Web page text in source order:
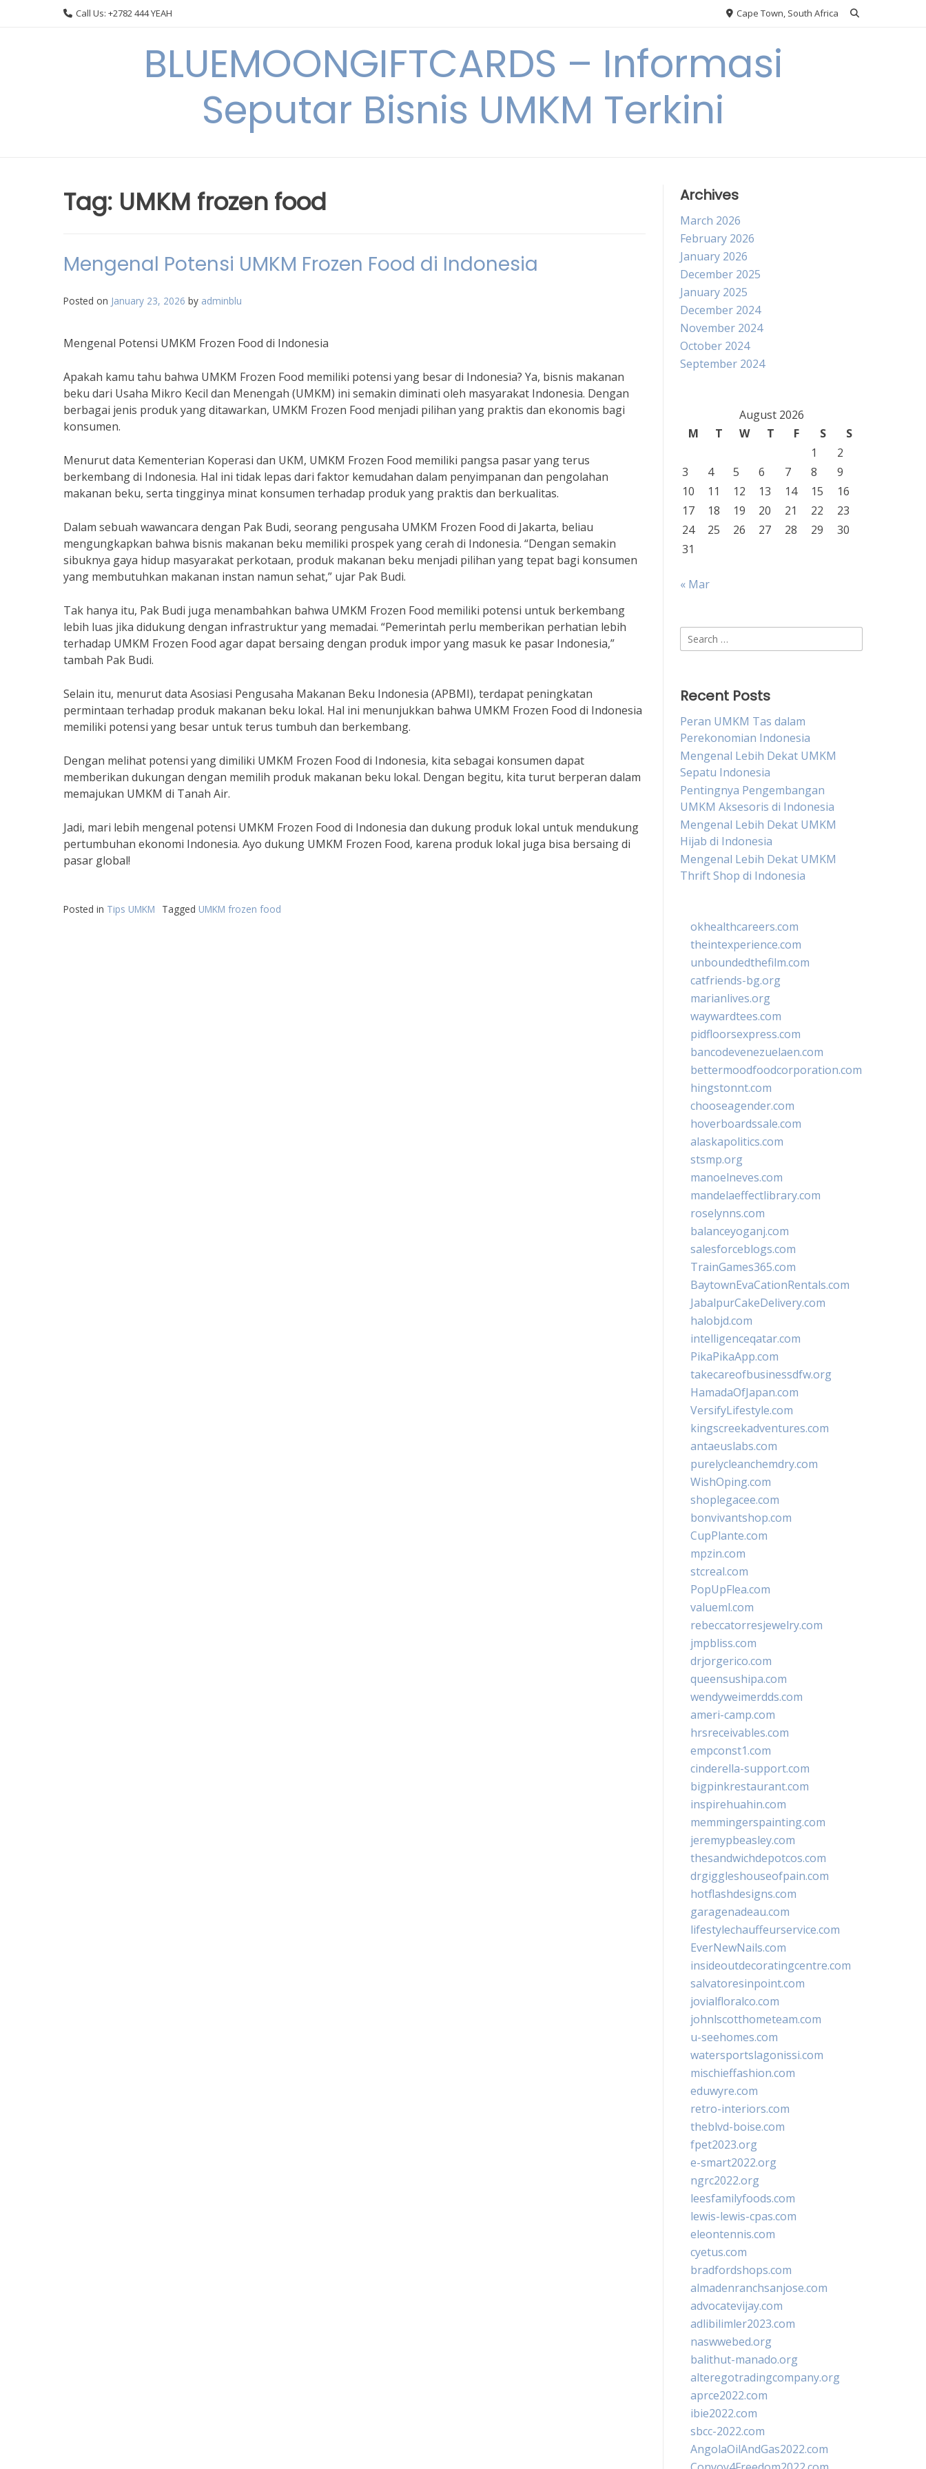
Call Us: +2782 444 YEAH Cape Town, South Africa
BLUEMOONGIFTCARDS – Informasi
Seputar Bisnis UMKM Terkini
Tag: UMKM frozen food
Mengenal Potensi UMKM Frozen Food di Indonesia
Posted on January 23, 2026 by adminblu
Mengenal Potensi UMKM Frozen Food di Indonesia
Apakah kamu tahu bahwa UMKM Frozen Food memiliki potensi yang besar di Indonesia? Ya, bisnis makanan
beku dari Usaha Mikro Kecil dan Menengah (UMKM) ini semakin diminati oleh masyarakat Indonesia. Dengan
berbagai jenis produk yang ditawarkan, UMKM Frozen Food menjadi pilihan yang praktis dan ekonomis bagi
konsumen.
Menurut data Kementerian Koperasi dan UKM, UMKM Frozen Food memiliki pangsa pasar yang terus
berkembang di Indonesia. Hal ini tidak lepas dari faktor kemudahan dalam penyimpanan dan pengolahan
makanan beku, serta tingginya minat konsumen terhadap produk yang praktis dan berkualitas.
Dalam sebuah wawancara dengan Pak Budi, seorang pengusaha UMKM Frozen Food di Jakarta, beliau
mengungkapkan bahwa bisnis makanan beku memiliki prospek yang cerah di Indonesia. “Dengan semakin
sibuknya gaya hidup masyarakat perkotaan, produk makanan beku menjadi pilihan yang tepat bagi konsumen
yang membutuhkan makanan instan namun sehat,” ujar Pak Budi.
Tak hanya itu, Pak Budi juga menambahkan bahwa UMKM Frozen Food memiliki potensi untuk berkembang
lebih luas jika didukung dengan infrastruktur yang memadai. “Pemerintah perlu memberikan perhatian lebih
terhadap UMKM Frozen Food agar dapat bersaing dengan produk impor yang masuk ke pasar Indonesia,”
tambah Pak Budi.
Selain itu, menurut data Asosiasi Pengusaha Makanan Beku Indonesia (APBMI), terdapat peningkatan
permintaan terhadap produk makanan beku lokal. Hal ini menunjukkan bahwa UMKM Frozen Food di Indonesia
memiliki potensi yang besar untuk terus tumbuh dan berkembang.
Dengan melihat potensi yang dimiliki UMKM Frozen Food di Indonesia, kita sebagai konsumen dapat
memberikan dukungan dengan memilih produk makanan beku lokal. Dengan begitu, kita turut berperan dalam
memajukan UMKM di Tanah Air.
Jadi, mari lebih mengenal potensi UMKM Frozen Food di Indonesia dan dukung produk lokal untuk mendukung
pertumbuhan ekonomi Indonesia. Ayo dukung UMKM Frozen Food, karena produk lokal juga bisa bersaing di
pasar global!
Posted in Tips UMKM Tagged UMKM frozen food
Archives
March 2026
February 2026
January 2026
December 2025
January 2025
December 2024
November 2024
October 2024
September 2024
August 2026
M
T W T F S
S
1
2
3
4 5 6 7 8
9
10
11 12 13 14 15
16
17
18 19 20 21 22
23
24
25 26 27 28 29
30
31
« Mar
Search
for:
Recent Posts
Peran UMKM Tas dalam
Perekonomian Indonesia
Mengenal Lebih Dekat UMKM
Sepatu Indonesia
Pentingnya Pengembangan
UMKM Aksesoris di Indonesia
Mengenal Lebih Dekat UMKM
Hijab di Indonesia
Mengenal Lebih Dekat UMKM
Thrift Shop di Indonesia
okhealthcareers.com
theintexperience.com
unboundedthefilm.com
catfriends-bg.org
marianlives.org
waywardtees.com
pidfloorsexpress.com
bancodevenezuelaen.com
bettermoodfoodcorporation.com
hingstonnt.com
chooseagender.com
hoverboardssale.com
alaskapolitics.com
stsmp.org
manoelneves.com
mandelaeffectlibrary.com
roselynns.com
balanceyoganj.com
salesforceblogs.com
TrainGames365.com
BaytownEvaCationRentals.com
JabalpurCakeDelivery.com
halobjd.com
intelligenceqatar.com
PikaPikaApp.com
takecareofbusinessdfw.org
HamadaOfJapan.com
VersifyLifestyle.com
kingscreekadventures.com
antaeuslabs.com
purelycleanchemdry.com
WishOping.com
shoplegacee.com
bonvivantshop.com
CupPlante.com
mpzin.com
stcreal.com
PopUpFlea.com
valueml.com
rebeccatorresjewelry.com
jmpbliss.com
drjorgerico.com
queensushipa.com
wendyweimerdds.com
ameri-camp.com
hrsreceivables.com
empconst1.com
cinderella-support.com
bigpinkrestaurant.com
inspirehuahin.com
memmingerspainting.com
jeremypbeasley.com
thesandwichdepotcos.com
drgiggleshouseofpain.com
hotflashdesigns.com
garagenadeau.com
lifestylechauffeurservice.com
EverNewNails.com
insideoutdecoratingcentre.com
salvatoresinpoint.com
jovialfloralco.com
johnlscotthometeam.com
u-seehomes.com
watersportslagonissi.com
mischieffashion.com
eduwyre.com
retro-interiors.com
theblvd-boise.com
fpet2023.org
e-smart2022.org
ngrc2022.org
leesfamilyfoods.com
lewis-lewis-cpas.com
eleontennis.com
cyetus.com
bradfordshops.com
almadenranchsanjose.com
advocatevijay.com
adlibilimler2023.com
naswwebed.org
balithut-manado.org
alteregotradingcompany.org
aprce2022.com
ibie2022.com
sbcc-2022.com
AngolaOilAndGas2022.com